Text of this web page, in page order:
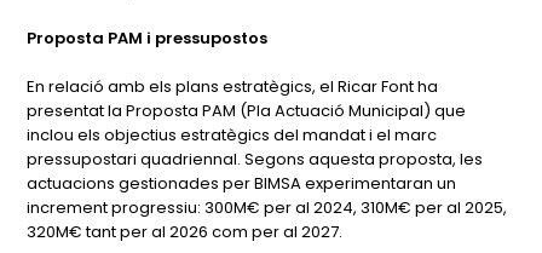
Proposta PAM i pressupostos
En relació amb els plans estratègics, el Ricar Font ha
presentat la Proposta PAM (Pla Actuació Municipal) que
inclou els objectius estratègics del mandat i el marc
pressupostari quadriennal. Segons aquesta proposta, les
actuacions gestionades per BIMSA experimentaran un
increment progressiu: 300M€ per al 2024, 310M€ per al 2025,
320M€ tant per al 2026 com per al 2027.